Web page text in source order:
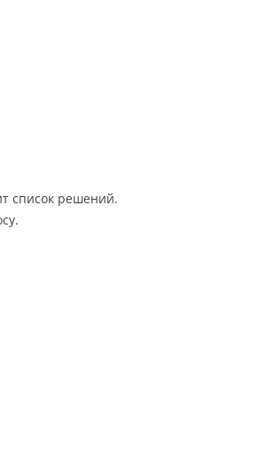
список решений.